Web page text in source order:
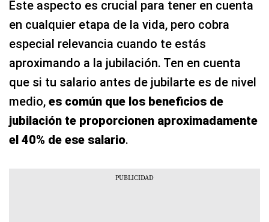
Este aspecto es crucial para tener en cuenta
en cualquier etapa de la vida, pero cobra
especial relevancia cuando te estás
aproximando a la jubilación. Ten en cuenta
que si tu salario antes de jubilarte es de nivel
medio, es común que los beneficios de
jubilación te proporcionen aproximadamente
el 40% de ese salario.